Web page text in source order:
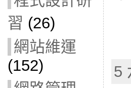
習 (26)
網站維運
(152)
5